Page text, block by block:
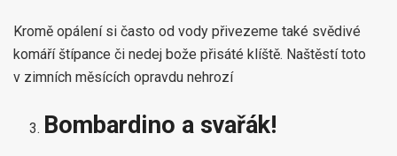
Kromě opálení si často od vody přivezeme také svědivé
komáří štípance či nedej bože přisáté klíště. Naštěstí toto
v zimních měsících opravdu nehrozí
Bombardino a svařák!